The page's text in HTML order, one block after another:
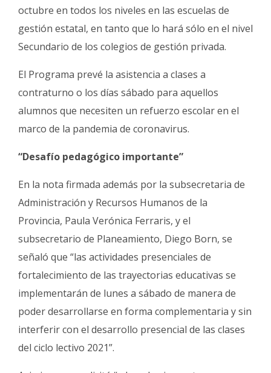
octubre en todos los niveles en las escuelas de
gestión estatal, en tanto que lo hará sólo en el nivel
Secundario de los colegios de gestión privada.
El Programa prevé la asistencia a clases a
contraturno o los días sábado para aquellos
alumnos que necesiten un refuerzo escolar en el
marco de la pandemia de coronavirus.
“Desafío pedagógico importante”
En la nota firmada además por la subsecretaria de
Administración y Recursos Humanos de la
Provincia, Paula Verónica Ferraris, y el
subsecretario de Planeamiento, Diego Born, se
señaló que “las actividades presenciales de
fortalecimiento de las trayectorias educativas se
implementarán de lunes a sábado de manera de
poder desarrollarse en forma complementaria y sin
interferir con el desarrollo presencial de las clases
del ciclo lectivo 2021”.